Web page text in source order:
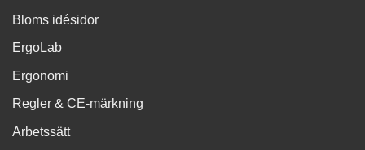
Bloms idésidor
ErgoLab
Ergonomi
Regler & CE-märkning
Arbetssätt